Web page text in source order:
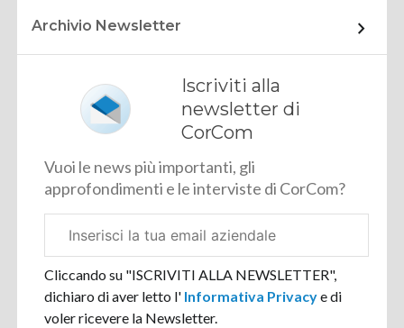
Archivio Newsletter
Iscriviti alla
newsletter di
CorCom
Vuoi le news più importanti, gli
approfondimenti e le interviste di CorCom?
aziendale
Cliccando su "ISCRIVITI ALLA NEWSLETTER",
dichiaro di aver letto l' Informativa Privacye di
voler ricevere la Newsletter.